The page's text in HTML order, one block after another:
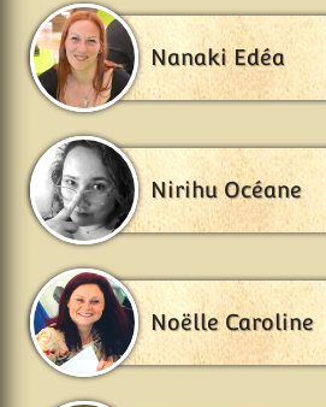
Nanaki Edéa
Nirihu Océane
Noëlle Caroline